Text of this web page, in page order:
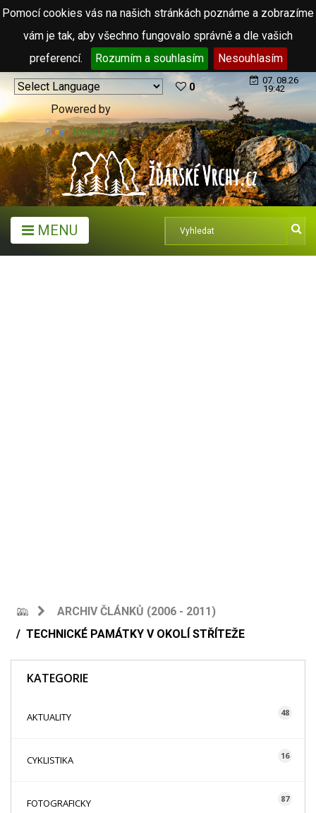
Pomocí cookies vás na našich stránkách poznáme a zobrazíme
vám je tak, aby všechno fungovalo správně a dle vašich
preferencí.
Rozumím a souhlasím Nesouhlasím
Powered by
Translate
0
07. 08.26
19:42
MENU
ARCHIV ČLÁNKŮ (2006 - 2011)
TECHNICKÉ PAMÁTKY V OKOLÍ STŘÍTEŽE
KATEGORIE
AKTUALITY 48
CYKLISTIKA 16
FOTOGRAFICKY 87